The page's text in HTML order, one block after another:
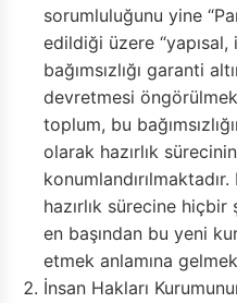
sorumluluğunu yine
edildiği üzere
bağımsızlığı garanti
devretmesi
toplum, bu
olarak hazırlık
hazırlık sürecine
en başından bu yeni
etmek anlamına
İnsan Hakları